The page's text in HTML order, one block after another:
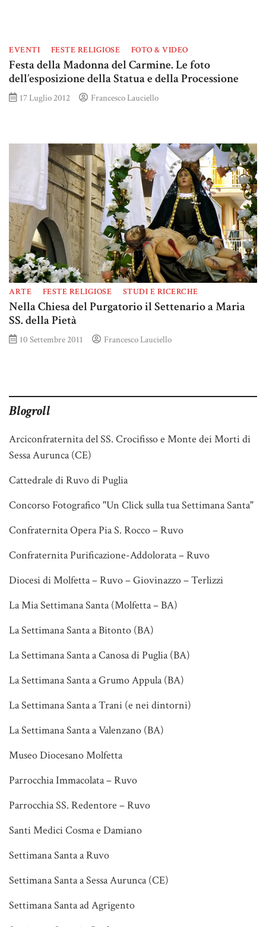
EVENTI FESTE RELIGIOSE FOTO & VIDEO
Festa della Madonna del Carmine. Le foto
dell’esposizione della Statua e della Processione
17 Luglio 2012 Francesco Lauciello
ARTE FESTE RELIGIOSE STUDI E RICERCHE
Nella Chiesa del Purgatorio il Settenario a Maria
SS. della Pietà
10 Settembre 2011 Francesco Lauciello
Blogroll
Arciconfraternita del SS. Crocifisso e Monte dei Morti di
Sessa Aurunca (CE)
Cattedrale di Ruvo di Puglia
Concorso Fotografico "Un Click sulla tua Settimana Santa"
Confraternita Opera Pia S. Rocco – Ruvo
Confraternita Purificazione-Addolorata – Ruvo
Diocesi di Molfetta – Ruvo – Giovinazzo – Terlizzi
La Mia Settimana Santa (Molfetta – BA)
La Settimana Santa a Bitonto (BA)
La Settimana Santa a Canosa di Puglia (BA)
La Settimana Santa a Grumo Appula (BA)
La Settimana Santa a Trani (e nei dintorni)
La Settimana Santa a Valenzano (BA)
Museo Diocesano Molfetta
Parrocchia Immacolata – Ruvo
Parrocchia SS. Redentore – Ruvo
Santi Medici Cosma e Damiano
Settimana Santa a Ruvo
Settimana Santa a Sessa Aurunca (CE)
Settimana Santa ad Agrigento